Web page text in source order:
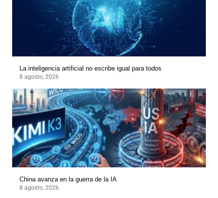
La inteligencia artificial no escribe igual para todos
8 agosto, 2026
China avanza en la guerra de la IA
8 agosto, 2026